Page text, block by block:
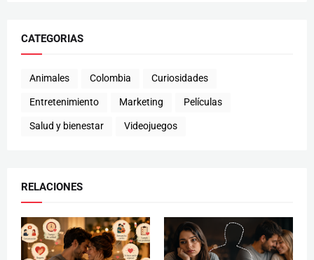
CATEGORIAS
Animales Colombia Curiosidades
Entretenimiento Marketing Películas
Salud y bienestar Videojuegos
RELACIONES